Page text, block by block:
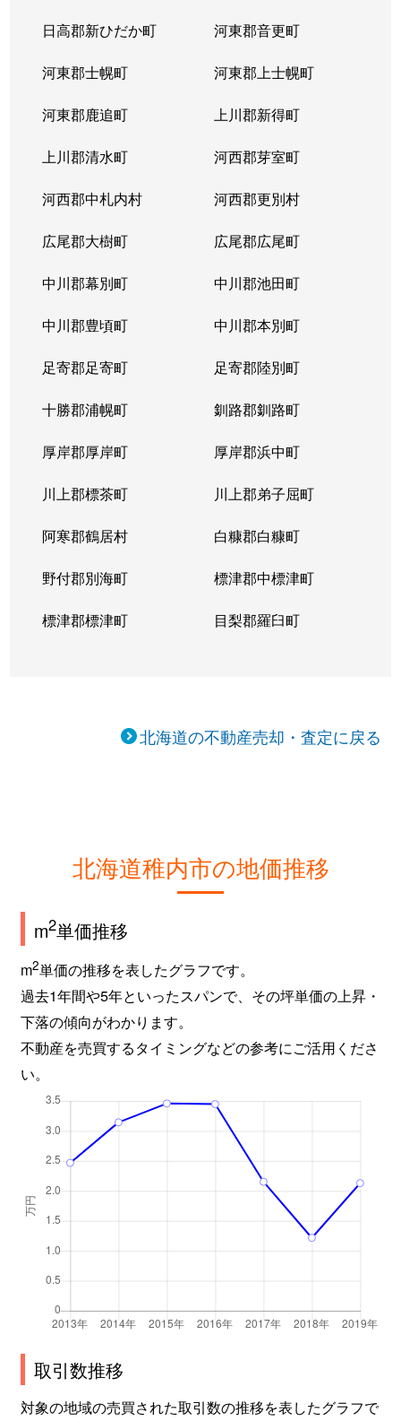
日高郡新ひだか町 河東郡音更町
河東郡士幌町 河東郡上士幌町
河東郡鹿追町 上川郡新得町
上川郡清水町 河西郡芽室町
河西郡中札内村 河西郡更別村
広尾郡大樹町 広尾郡広尾町
中川郡幕別町 中川郡池田町
中川郡豊頃町 中川郡本別町
足寄郡足寄町 足寄郡陸別町
十勝郡浦幌町 釧路郡釧路町
厚岸郡厚岸町 厚岸郡浜中町
川上郡標茶町 川上郡弟子屈町
阿寒郡鶴居村 白糠郡白糠町
野付郡別海町 標津郡中標津町
標津郡標津町 目梨郡羅臼町
北海道の不動産売却・査定に戻る
北海道稚内市の地価推移
m2単価推移
m2単価の推移を表したグラフです。
過去1年間や5年といったスパンで、その坪単価の上昇・
下落の傾向がわかります。
不動産を売買するタイミングなどの参考にご活用くださ
い。
取引数推移
対象の地域の売買された取引数の推移を表したグラフで